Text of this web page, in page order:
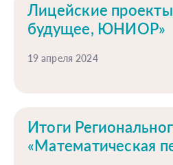
Лицейские
будущее, ЮНИОР»
19 апреля 2024
Итоги
«Математическая